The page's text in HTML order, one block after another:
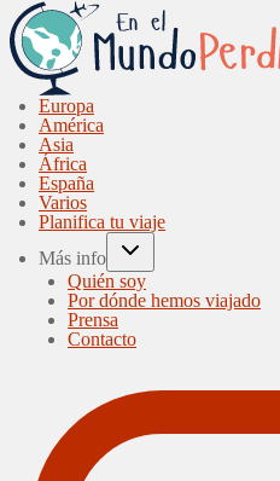
Europa
América
Asia
África
España
Varios
Planifica tu viaje
Más info
Quién soy
Por dónde hemos viajado
Prensa
Contacto